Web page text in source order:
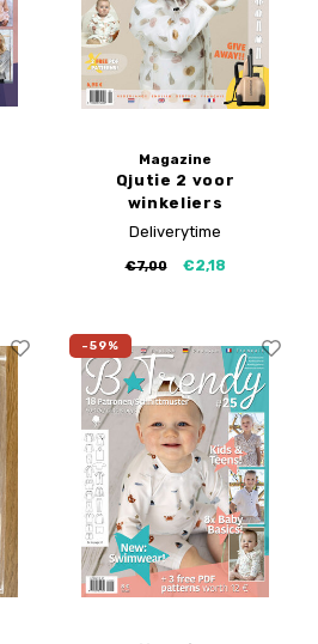
Magazine
Qjutie 2 voor
winkeliers
Deliverytime
€7,00 €2,18
-59%